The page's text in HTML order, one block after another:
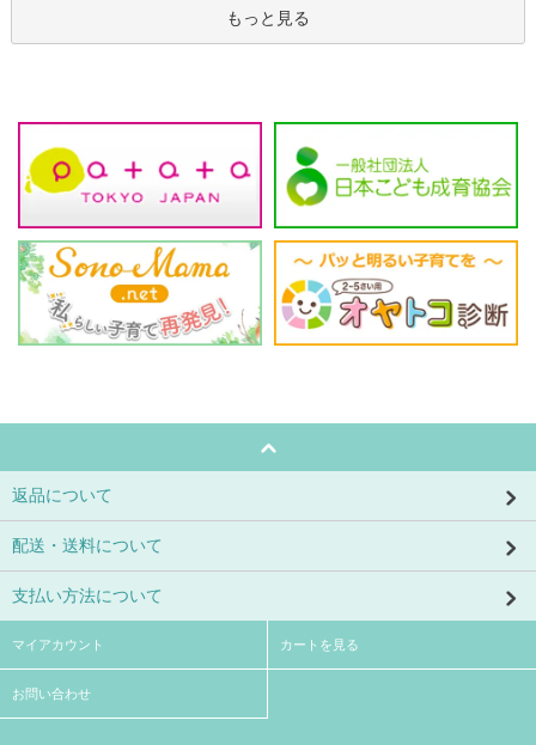
もっと見る
返品について
配送・送料について
支払い方法について
マイアカウント カートを見る
お問い合わせ